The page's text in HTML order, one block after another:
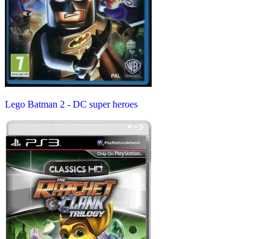
Lego Batman 2 - DC super heroes